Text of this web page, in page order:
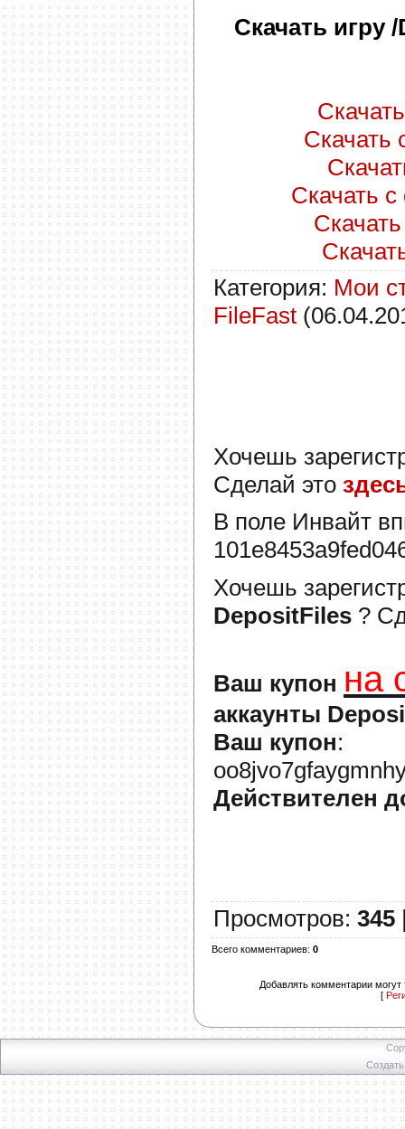
Скачать игру
Скачать
Скачать
Категория: Мои
FileFast
Хочешь
Сделай это
В поле Инвайт
Хочешь
DepositFiles ?
Ваш купон на
аккаунты
Ваш купон:
Действителен
Просмотров: 345
Всего комментариев: 0
Добавлять комментарии могут
[